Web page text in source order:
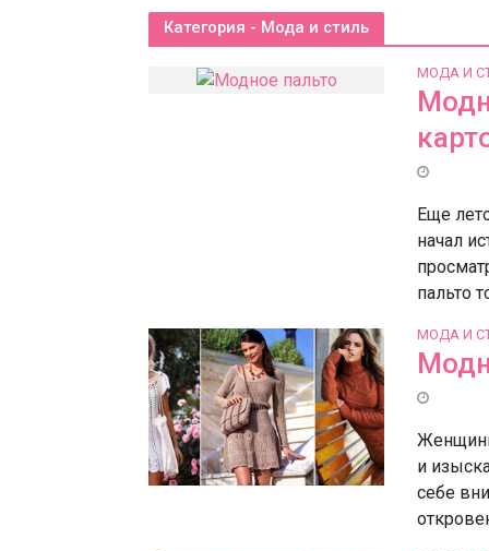
Категория - Мода и стиль
МОДА И
Еще
начал
пальто
МОДА И
и
себе